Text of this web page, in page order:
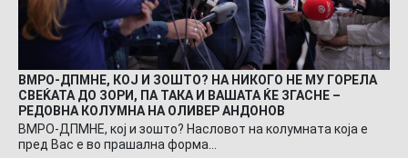
ВМРО-ДПМНЕ, КОЈ И ЗОШТО? НА НИКОГО НЕ МУ ГОРЕЛА
СВЕЌАТА ДО ЗОРИ, ПА ТАКА И ВАШАТА ЌЕ ЗГАСНЕ –
РЕДОВНА КОЛУМНА НА ОЛИВЕР АНДОНОВ
ВМРО-ДПМНЕ, кој и зошто? Насловот на колумната која е
пред Вас е во прашална форма…